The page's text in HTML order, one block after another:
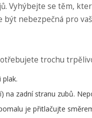
Vyhýbejte se těm,
být nebezpečná pro
trochu
plak.
na zadní stranu zubů.
je přitlačujte